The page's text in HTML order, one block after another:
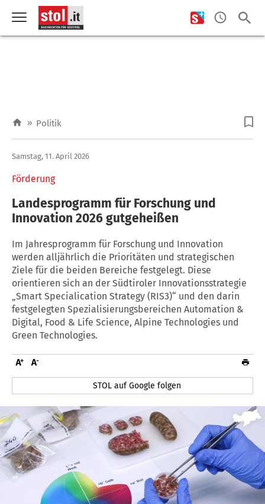
» Politik
Förderung
Samstag, 11. April 2026
Landesprogramm für Forschung und
Innovation 2026 gutgeheißen
Im Jahresprogramm für Forschung und Innovation
werden alljährlich die Prioritäten und strategischen
Ziele für die beiden Bereiche festgelegt. Diese
orientieren sich an der Südtiroler Innovationsstrategie
„Smart Specialication Strategy (RIS3)“ und den darin
festgelegten Spezialisierungsbereichen Automation &
Digital, Food & Life Science, Alpine Technologies und
Green Technologies.
STOL auf Google folgen